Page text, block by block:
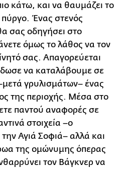
κάτω, και να θαυμάζει το
Ένας στενός
σας οδηγήσει στο
όμως το λάθος να τον
σας. Απαγορεύεται
να καταλάβουμε σε
γρυλισμάτων– ένας
της περιοχής. Μέσα στο
παντού αναφορές σε
στοιχεία –ο
Αγιά Σοφιά– αλλά και
της ομώνυμης όπερας
τον Βάγκνερ να